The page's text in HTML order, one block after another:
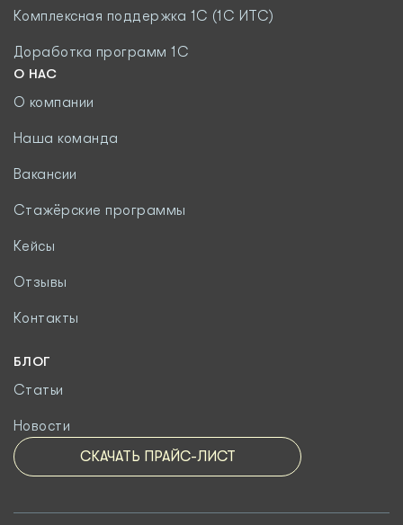
Комплексная поддержка 1С (1С ИТС)
Доработка программ 1С
О НАС
О компании
Наша команда
Вакансии
Стажёрские программы
Кейсы
Отзывы
Контакты
БЛОГ
Статьи
Новости
СКАЧАТЬ ПРАЙС-ЛИСТ